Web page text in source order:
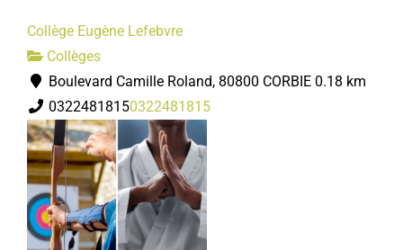
Structure d'accueil de jeunes enfants Les Corbisous
Services municipaux
10, parking de l'Enclos 80800 Corbie
03 22 96 43 9803 22 96 43 98
lescorbisous@mairie-corbie.fr
Mairie
Centre technique municipal
Services municipaux
Collège Eugène Lefebvre
Collèges
Boulevard Camille Roland, 80800 CORBIE 0.18 km
03224818150322481815